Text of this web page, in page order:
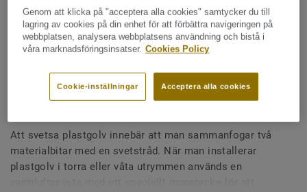
Alla tillbehör|Svetstråd
Svetstråd - Homogena &
heterogena plastgolv -
Enfärgad GULVIT 0514
Att svetsa plastgolv innebär att man sammanfogar två
materialbitar med en svetstråd. När man installerar
plastgolv i torra eller våta utrymmen används en
Genom att klicka på "acceptera alla cookies" samtycker du till
lagring av cookies på din enhet för att förbättra navigeringen på
webbplatsen, analysera webbplatsens användning och bistå i
våra marknadsföringsinsatser. Cookies Policy
Acceptera alla cookies
Cookie-inställningar